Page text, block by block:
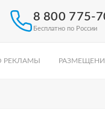
8 800 775-
Бесплатно по России
РЕКЛАМЫ